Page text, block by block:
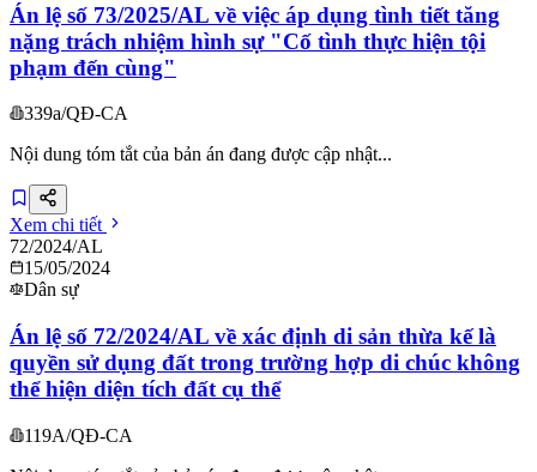
Án lệ số 73/2025/AL về việc áp dụng tình tiết tăng
nặng trách nhiệm hình sự "Cố tình thực hiện tội
phạm đến cùng"
339a/QĐ-CA
Nội dung tóm tắt của bản án đang được cập nhật...
Xem chi tiết
72/2024/AL
15/05/2024
Dân sự
Án lệ số 72/2024/AL về xác định di sản thừa kế là
quyền sử dụng đất trong trường hợp di chúc không
thể hiện diện tích đất cụ thể
119A/QĐ-CA